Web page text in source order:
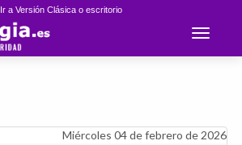
Ir a Versión Clásica o escritorio
Toggle
Miércoles 04 de febrero de 2026